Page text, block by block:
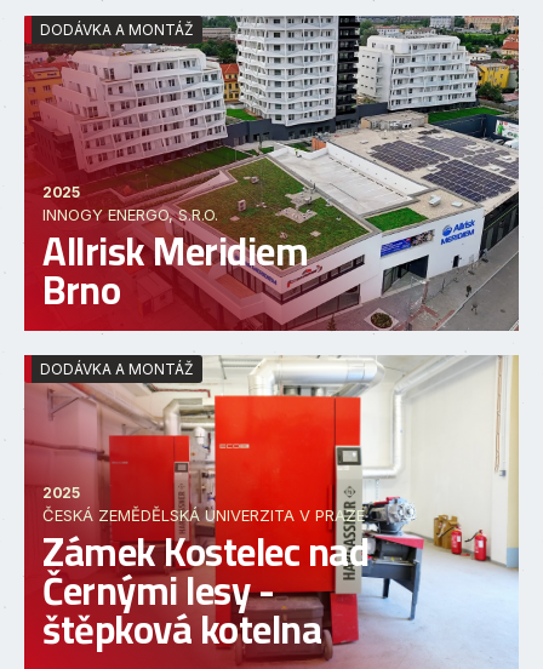
DODÁVKA A MONTÁŽ
2025
INNOGY ENERGO, S.R.O.
Allrisk Meridiem
Brno
DODÁVKA A MONTÁŽ
2025
ČESKÁ ZEMĚDĚLSKÁ UNIVERZITA V PRAZE
Zámek Kostelec nad
Černými lesy -
štěpková kotelna